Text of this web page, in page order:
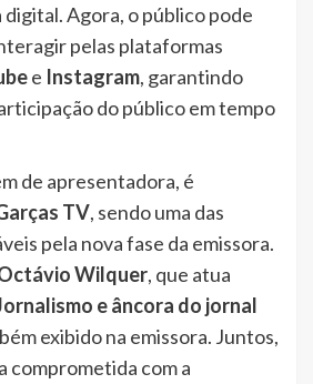
Agora, o público pode
pelas plataformas
e Instagram, garantindo
do público em tempo
de apresentadora, é
TV, sendo uma das
pela nova fase da emissora.
Wilquer, que atua
e âncora do jornal
exibido na emissora. Juntos,
comprometida com a